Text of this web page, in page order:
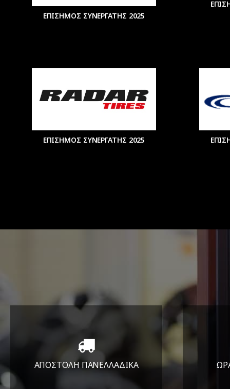
ΕΠΙΣΗΜΟΣ ΣΥΝΕΡΓΑΤΗΣ 2025
ΕΠΙΣΗΜΟΣ ΣΥΝΕΡΓΑΤΗΣ 2025
ΑΠΟΣΤΟΛΗ ΠΑΝΕΛΛΑΔΙΚA